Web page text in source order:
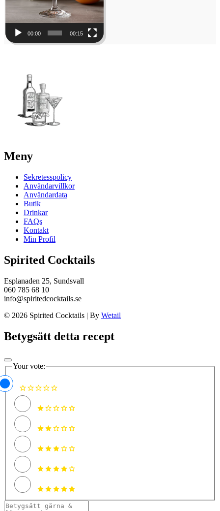
00:00 00:15
Meny
Sekretesspolicy
Användarvillkor
Användardata
Butik
Drinkar
FAQs
Kontakt
Min Profil
Spirited Cocktails
Esplanaden 25, Sundsvall
060 785 68 10
info@spiritedcocktails.se
© 2026 Spirited Cocktails | By Wetail
Betygsätt detta recept
Your vote: